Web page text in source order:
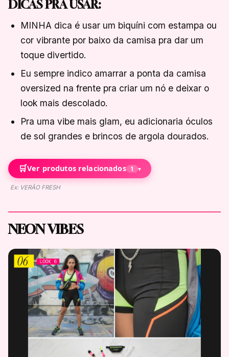
DICAS PRA USAR:
MINHA dica é usar um biquíni com estampa ou
cor vibrante por baixo da camisa pra dar um
toque divertido.
Eu sempre indico amarrar a ponta da camisa
oversized na frente pra criar um nó e deixar o
look mais descolado.
Pra uma vibe mais glam, eu adicionaria óculos
de sol grandes e brincos de argola dourados.
🛒Ver produtos relacionados 1 ▾
Ex: VERÃO FRESH
NEON VIBES